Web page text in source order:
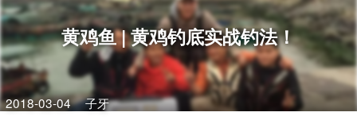
黄鸡鱼 | 黄鸡钓底实战钓法！
2018-03-04 子牙